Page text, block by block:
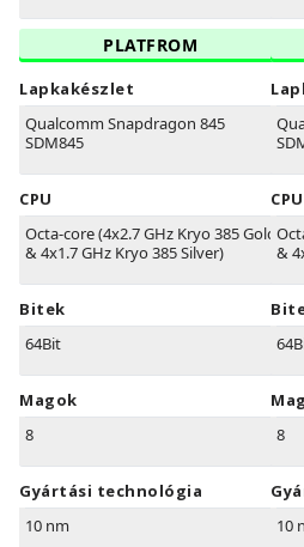
PLATFROM
Lapkakészlet
Qualcomm Snapdragon 845
SDM845
CPU
Octa-core (4x2.7 GHz Kryo 385 Gold
& 4x1.7 GHz Kryo 385 Silver)
Bitek
64Bit
Magok
8
Gyártási technológia
10 nm
CPU
&
8
10